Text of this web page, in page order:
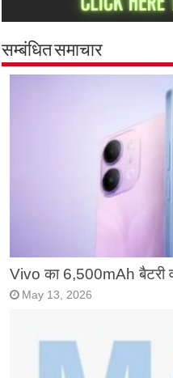
सम्बंधित समाचार
Vivo का 6,500mAh बैटरी
May 13, 2026